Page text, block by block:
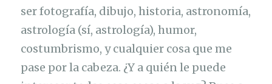
ser fotografía, dibujo, historia, astronomía,
astrología (sí, astrología), humor,
costumbrismo, y cualquier cosa que me
pase por la cabeza. ¿Y a quién le puede